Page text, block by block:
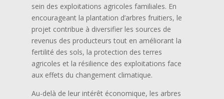
sein des exploitations agricoles familiales. En
encourageant la plantation d’arbres fruitiers, le
projet contribue à diversifier les sources de
revenus des producteurs tout en améliorant la
fertilité des sols, la protection des terres
agricoles et la résilience des exploitations face
aux effets du changement climatique.
Au-delà de leur intérêt économique, les arbres